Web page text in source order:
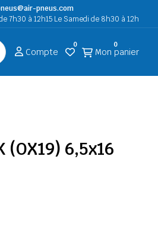
pneus.com
7h30 à 12h15 Le Samedi de 8h30 à 12h
Compte
0
Mon panier
0
(OX19) 6,5x16